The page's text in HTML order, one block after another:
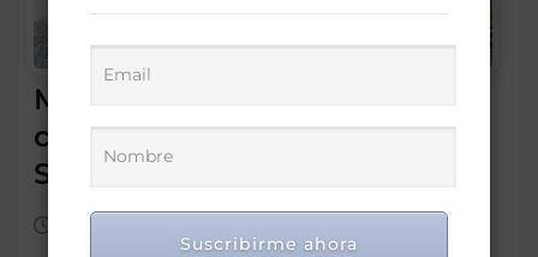
Ministro Bisonó inicia
construcción de la Iglesia
San Juan Pablo II en Bávaro
Suscribirme ahora